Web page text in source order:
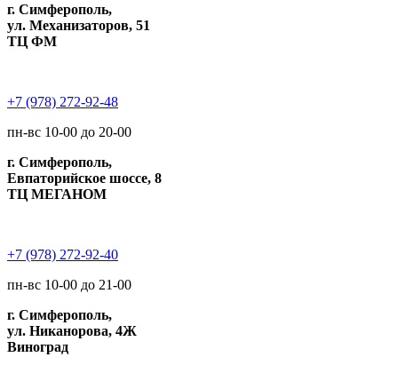
г. Симферополь,
ул. Механизаторов, 51
ТЦ ФМ
+7 (978) 272-92-48
пн-вс 10-00 до 20-00
г. Симферополь,
Евпаторийское шоссе, 8
ТЦ МЕГАНОМ
+7 (978) 272-92-40
пн-вс 10-00 до 21-00
г. Симферополь,
ул. Никанорова, 4Ж
Виноград